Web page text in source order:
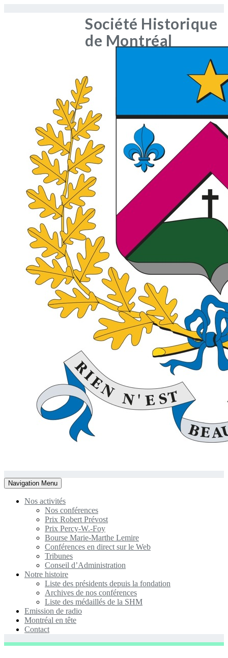
Société Historique
de Montréal
Toggle
navigation
Navigation Menu
Nos activités
Nos conférences
Prix Robert Prévost
Prix Percy-W.-Foy
Bourse Marie-Marthe Lemire
Conférences en direct sur le Web
Tribunes
Conseil d’Administration
Notre histoire
Liste des présidents depuis la fondation
Archives de nos conférences
Liste des médaillés de la SHM
Emission de radio
Montréal en tête
Contact